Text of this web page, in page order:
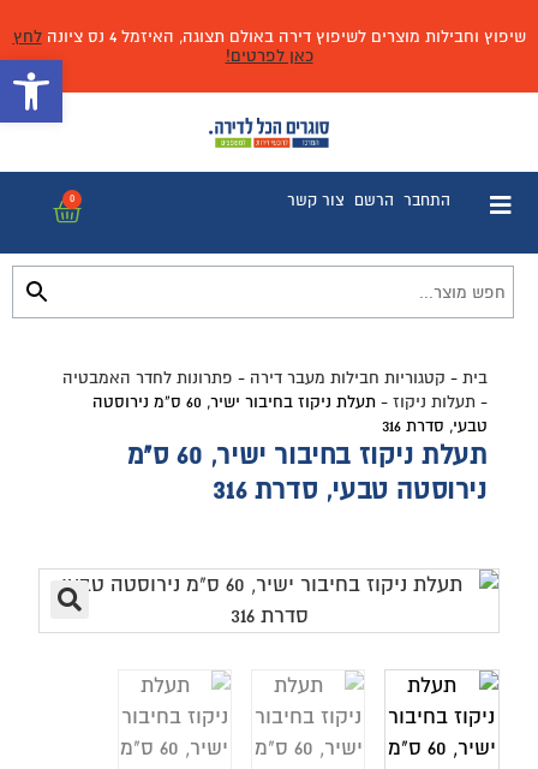
שיפוץ וחבילות מוצרים לשיפוץ דירה באולם תצוגה, האיזמל 4 נס ציונה
לחץ
כאן לפרטים!
התחבר הרשם צור קשר 0
בית - קטגוריות חבילות מעבר דירה - פתרונות לחדר האמבטיה
- תעלות ניקוז -
תעלת ניקוז בחיבור ישיר, 60 ס”מ נירוסטה
טבעי, סדרת 316
תעלת ניקוז בחיבור ישיר, 60 ס"מ
נירוסטה טבעי, סדרת 316